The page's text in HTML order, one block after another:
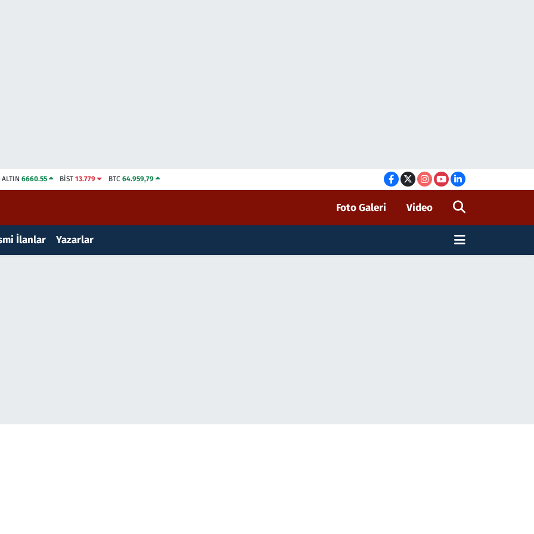
ALTIN 6660.55 BİST13.779 BTC 64.959,79
Foto Galeri Video
İlanlar Yazarlar